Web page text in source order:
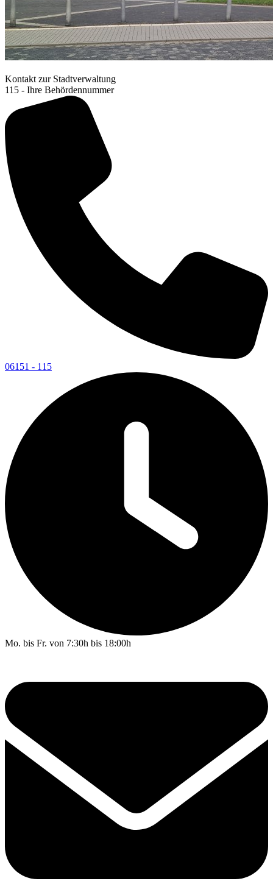
Kontakt zur Stadtverwaltung
115 - Ihre Behördennummer
06151 - 115
Mo. bis Fr. von 7:30h bis 18:00h